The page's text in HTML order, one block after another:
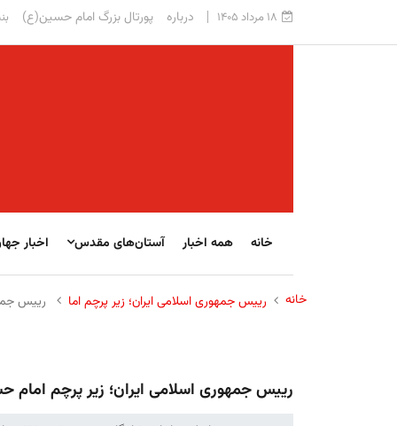
۱۸ مرداد ۱۴۰۵ درباره پورتال بزرگ امام حسین(ع)
خانه همه اخبار آستان‌های مقدس اخبار
خانه رییس جمهوری اسلامی ایران؛ زیر پرچم اما رییس
رییس جمهوری اسلامی ایران؛ زیر پرچم